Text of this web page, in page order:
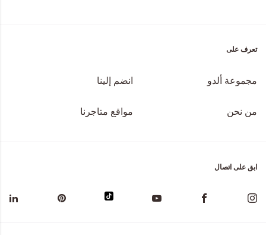
تعرف على
مجموعة ألدو انضم إلينا
من نحن مواقع متاجرنا
ابق على اتصال